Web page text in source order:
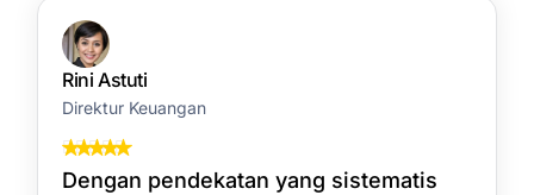
Rini Astuti
Direktur Keuangan
Dengan pendekatan yang sistematis